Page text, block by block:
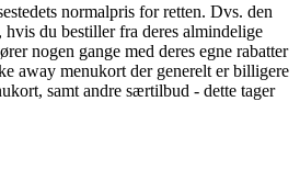
normalpris for retten. Dvs. den
du bestiller fra deres almindelige
nogen gange med deres egne rabatter
away menukort der generelt er billigere
samt andre særtilbud - dette tager